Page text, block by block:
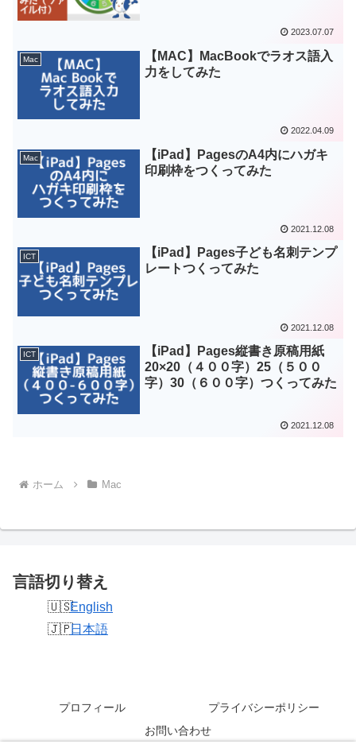
2023.07.07
Mac
【MAC】MacBookでラオス語入
力をしてみた
2022.04.09
Mac
【iPad】PagesのA4内にハガキ
印刷枠をつくってみた
2021.12.08
ICT
【iPad】Pages子ども名刺テンプ
レートつくってみた
2021.12.08
ICT
【iPad】Pages縦書き原稿用紙
20×20（４００字）25（５００
字）30（６００字）つくってみた
2021.12.08
ホーム Mac
言語切り替え
English
日本語
プロフィール
プライバシーポリシー
お問い合わせ